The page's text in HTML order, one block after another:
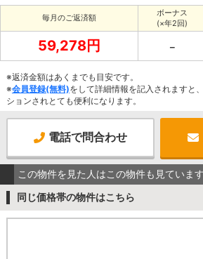
毎月のご返済額
ボーナス
(×年2回)
59,278円 －
※返済金額はあくまでも目安です。
※会員登録(無料)をして詳細情報を記入されますと
ションされとても便利になります。
電話で問合わせ
この物件を見た人はこの物件も見ています
同じ価格帯の物件はこちら